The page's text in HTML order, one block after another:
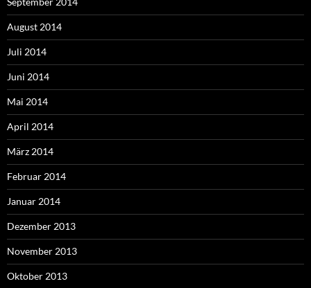
August 2014
Juli 2014
Juni 2014
Mai 2014
April 2014
März 2014
Februar 2014
Januar 2014
Dezember 2013
November 2013
Oktober 2013